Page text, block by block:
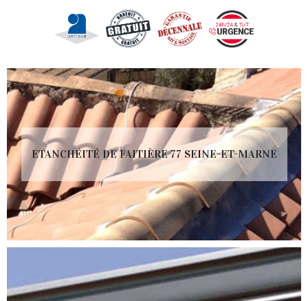
ETANCHÉITÉ DE FAITIÈRE 77 SEINE-ET-MARNE